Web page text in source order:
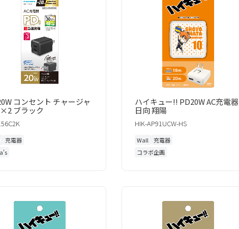
コンセント チャージャ
ブラック
充電器
ハイキュー!! PD20W AC充電器
日向 翔陽
HIK-AP91UCW-HS
Wall
充電器
コラボ企画